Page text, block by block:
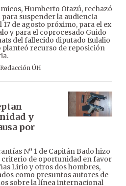
Humberto Otazú, rechazó
suspender la audiencia
de agosto próximo, para el ex
y para el coprocesado Guido
del fallecido diputado Eulalio
planteó recurso de reposición
Redacción ÚH
y
por
Nº 1 de Capitán Bado hizo
criterio de oportunidad en favor
Lirio y otros dos hombres,
como presuntos autores de
sobre la línea internacional